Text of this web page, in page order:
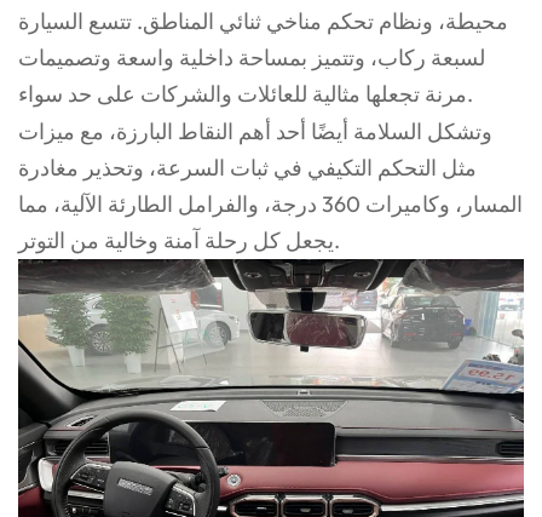
محيطة، ونظام تحكم مناخي ثنائي المناطق. تتسع السيارة
لسبعة ركاب، وتتميز بمساحة داخلية واسعة وتصميمات
مرنة تجعلها مثالية للعائلات والشركات على حد سواء.
وتشكل السلامة أيضًا أحد أهم النقاط البارزة، مع ميزات
مثل التحكم التكيفي في ثبات السرعة، وتحذير مغادرة
المسار، وكاميرات 360 درجة، والفرامل الطارئة الآلية، مما
يجعل كل رحلة آمنة وخالية من التوتر.